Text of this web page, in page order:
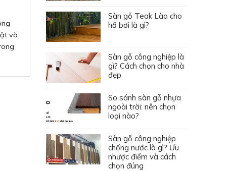
và
Sàn gỗ Teak Lào cho
hồ bơi là gì?
Sàn gỗ công nghiệp là
gì? Cách chọn cho nhà
đẹp
So sánh sàn gỗ nhựa
ngoài trời: nên chọn
loại nào?
Sàn gỗ công nghiệp
chống nước là gì? Ưu
nhược điểm và cách
chọn đúng